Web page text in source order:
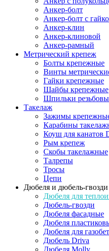
Анкер-болт
Анкер-болт с
Анкер-клин
Анкер-клиновой
Анкер-рамный
Метрический крепеж
Болты крепежные
Винты
Гайки крепежные
Шайбы крепежные
Шпильки
Такелаж
Зажимы
Карабины
Коуш для канатов
Рым крепеж
Скобы такелажные
Талрепы
Тросы
Цепи
Дюбеля и дюбель-гвозди
Дюбеля для
Дюбель-гвозди
Дюбеля фасадные
Дюбеля
Дюбеля для
Дюбель Driva
Дюбеля Molly